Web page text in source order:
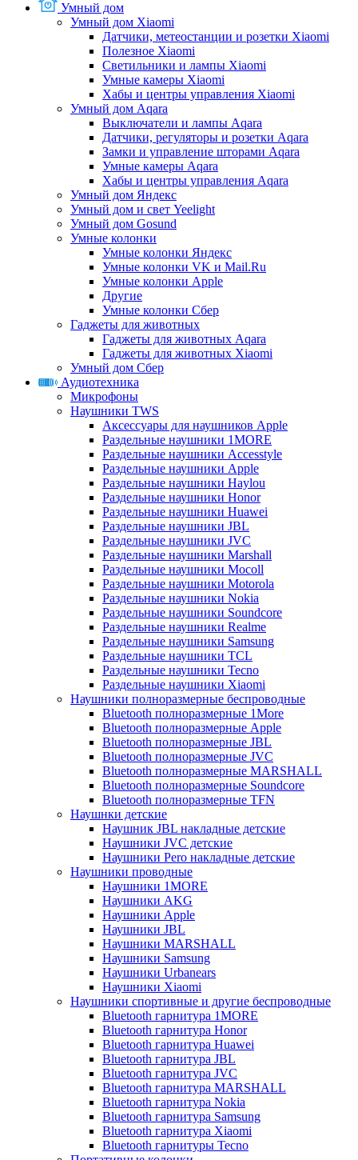
Умный дом
Умный дом Xiaomi
Датчики, метеостанции и розетки Xiaomi
Полезное Xiaomi
Светильники и лампы Xiaomi
Умные камеры Xiaomi
Хабы и центры управления Xiaomi
Умный дом Aqara
Выключатели и лампы Aqara
Датчики, регуляторы и розетки Aqara
Замки и управление шторами Aqara
Умные камеры Aqara
Хабы и центры управления Aqara
Умный дом Яндекс
Умный дом и свет Yeelight
Умный дом Gosund
Умные колонки
Умные колонки Яндекс
Умные колонки VK и Mail.Ru
Умные колонки Apple
Другие
Умные колонки Сбер
Гаджеты для животных
Гаджеты для животных Aqara
Гаджеты для животных Xiaomi
Умный дом Сбер
Аудиотехника
Микрофоны
Наушники TWS
Аксессуары для наушников Apple
Раздельные наушники 1MORE
Раздельные наушники Accesstyle
Раздельные наушники Apple
Раздельные наушники Haylou
Раздельные наушники Honor
Раздельные наушники Huawei
Раздельные наушники JBL
Раздельные наушники JVC
Раздельные наушники Marshall
Раздельные наушники Mocoll
Раздельные наушники Motorola
Раздельные наушники Nokia
Раздельные наушники Soundcore
Раздельные наушники Realme
Раздельные наушники Samsung
Раздельные наушники TCL
Раздельные наушники Tecno
Раздельные наушники Xiaomi
Наушники полноразмерные беспроводные
Bluetooth полноразмерные 1More
Bluetooth полноразмерные Apple
Bluetooth полноразмерные JBL
Bluetooth полноразмерные JVC
Bluetooth полноразмерные MARSHALL
Bluetooth полноразмерные Soundcore
Bluetooth полноразмерные TFN
Наушнки детские
Наушник JBL накладные детские
Наушники JVC детские
Наушники Pero накладные детские
Наушники проводные
Наушники 1MORE
Наушники AKG
Наушники Apple
Наушники JBL
Наушники MARSHALL
Наушники Samsung
Наушники Urbanears
Наушники Xiaomi
Наушники спортивные и другие беспроводные
Bluetooth гарнитура 1MORE
Bluetooth гарнитура Honor
Bluetooth гарнитура Huawei
Bluetooth гарнитура JBL
Bluetooth гарнитура JVC
Bluetooth гарнитура MARSHALL
Bluetooth гарнитура Nokia
Bluetooth гарнитура Samsung
Bluetooth гарнитура Xiaomi
Bluetooth гарнитуры Tecno